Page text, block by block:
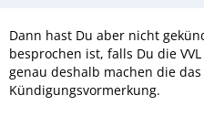
Dann hast Du aber nicht
besprochen ist, falls Du die
genau deshalb machen die
Kündigungsvormerkung.